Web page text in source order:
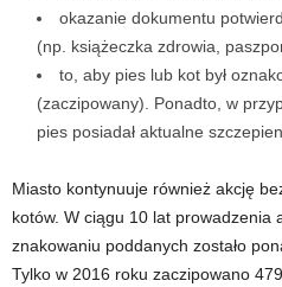
okazanie dokumentu
(np. książeczka zdrowia,
to, aby pies lub kot był
(zaczipowany). Ponadto, w
pies posiadał aktualne
Miasto kontynuuje również akcję
kotów. W ciągu 10 lat prowadzenia
znakowaniu poddanych zostało
Tylko w 2016 roku zaczipowano